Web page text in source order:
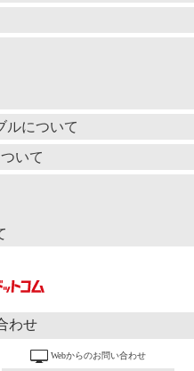
ルについて
いて
わせ
Webからのお問い合わせ